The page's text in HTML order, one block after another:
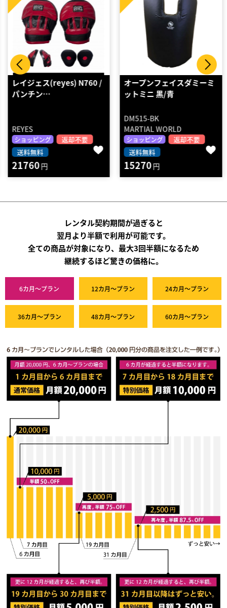
レイジェス(reyes) N760 /
パンチン…
REYES
ショッピング
返却不要
送料無料
21760円
オープンフェイスダミーミ
ットミニ 黒/青
DM515-BK
MARTIAL WORLD
ショッピング
返却不要
送料無料
15270円
レンタル契約期間が過ぎると
翌月より半額で利用が可能です。
全ての商品が対象になり、最大3回半額になるため
継続するほど驚きの価格に。
6カ月～プラン 12カ月～プラン 24カ月～プラン
36カ月～プラン 48カ月～プラン 60カ月～プラン